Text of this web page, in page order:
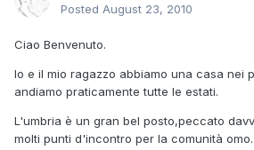
Posted August 23, 2010
Ciao Benvenuto.
Io e il mio ragazzo abbiamo una casa nei
andiamo praticamente tutte le estati.
L'umbria è un gran bel posto,peccato
molti punti d'incontro per la comunità omo.